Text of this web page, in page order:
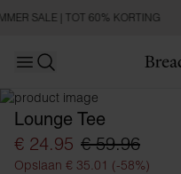
SALE | TOT 60% KORTING
Open main menu
OVERSIZED FIT
Lounge Tee
€ 24.95 € 59.96
Opslaan € 35.01 (-58%)